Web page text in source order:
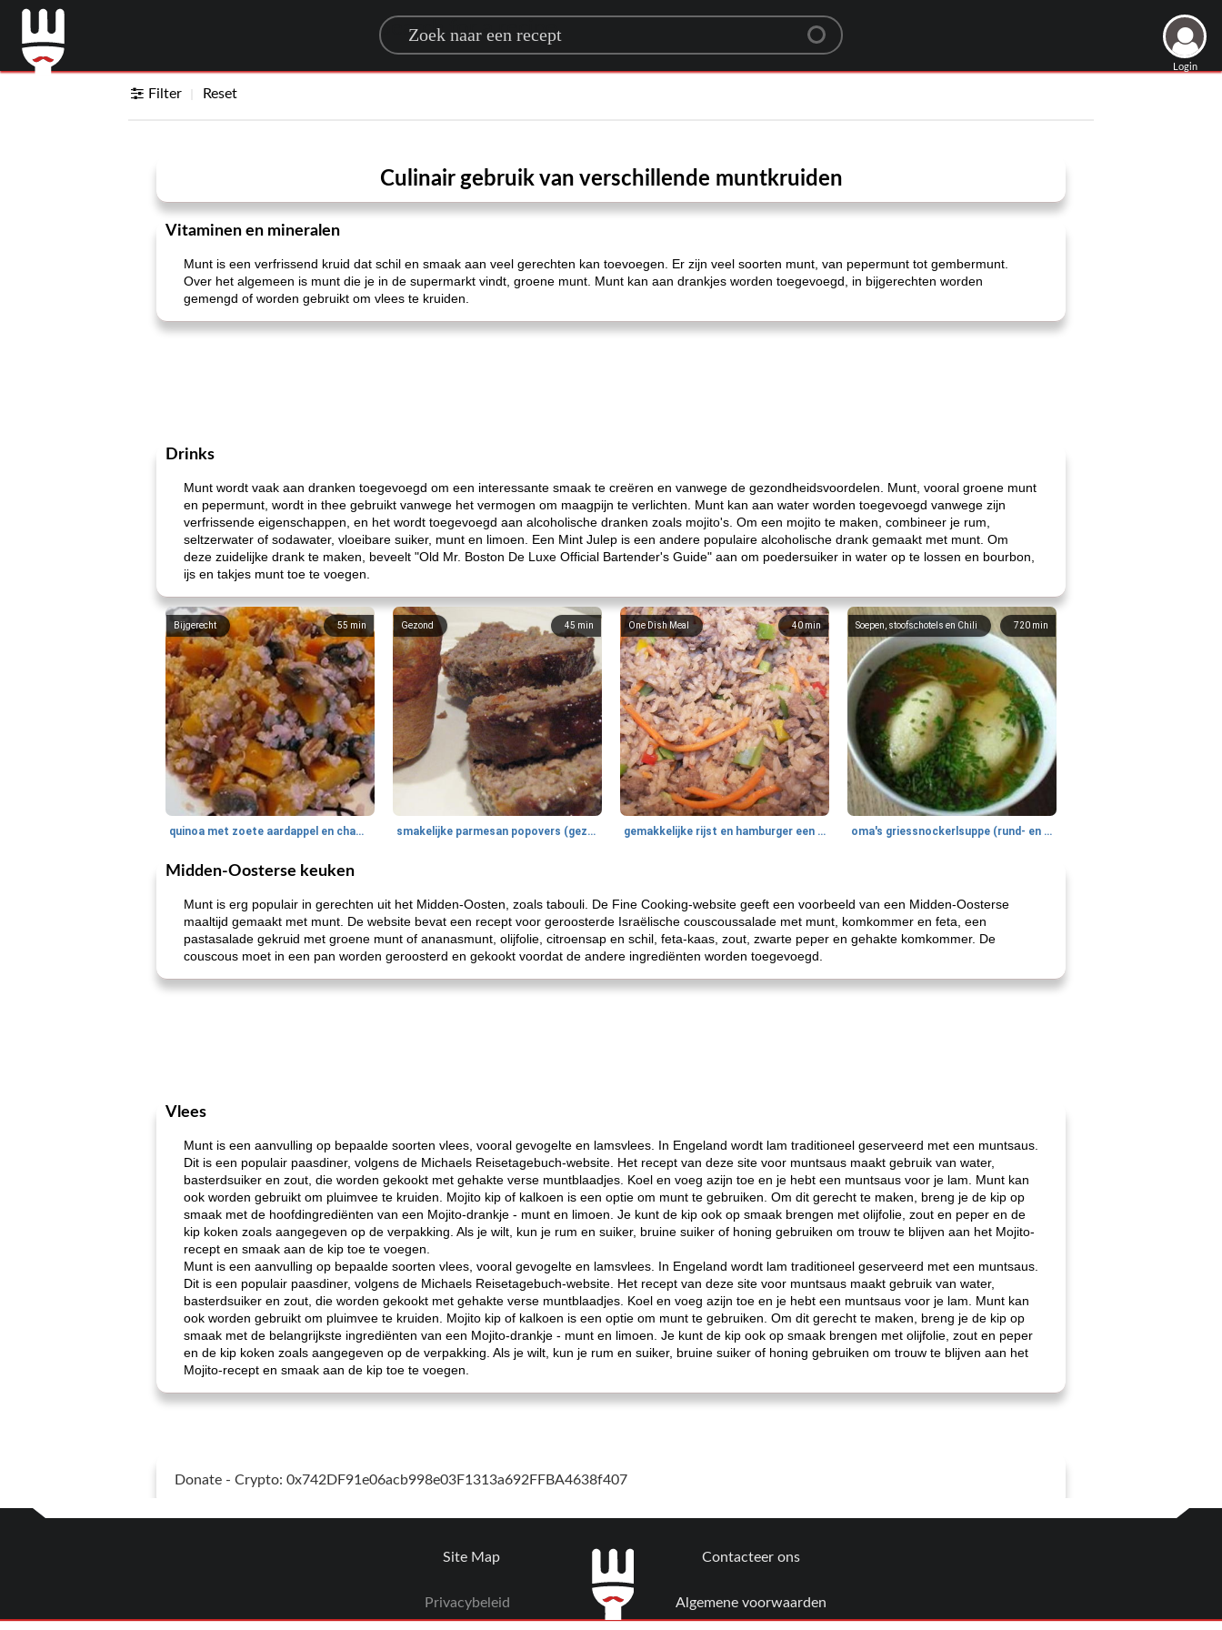
Search for a recipe
Login
Filter Reset
Culinair gebruik van verschillende muntkruiden
Vitaminen en mineralen
Munt is een verfrissend kruid dat schil en smaak aan veel gerechten kan toevoegen. Er zijn veel soorten munt, van pepermunt tot gembermunt.
Over het algemeen is munt die je in de supermarkt vindt, groene munt. Munt kan aan drankjes worden toegevoegd, in bijgerechten worden
gemengd of worden gebruikt om vlees te kruiden.
Drinks
Munt wordt vaak aan dranken toegevoegd om een ​​interessante smaak te creëren en vanwege de gezondheidsvoordelen. Munt, vooral groene munt
en pepermunt, wordt in thee gebruikt vanwege het vermogen om maagpijn te verlichten. Munt kan aan water worden toegevoegd vanwege zijn
verfrissende eigenschappen, en het wordt toegevoegd aan alcoholische dranken zoals mojito's. Om een ​​mojito te maken, combineer je rum,
seltzerwater of sodawater, vloeibare suiker, munt en limoen. Een Mint Julep is een andere populaire alcoholische drank gemaakt met munt. Om
deze zuidelijke drank te maken, beveelt "Old Mr. Boston De Luxe Official Bartender's Guide" aan om poedersuiker in water op te lossen en bourbon,
ijs en takjes munt toe te voegen.
55 min
Bijgerecht
quinoa met zoete aardappel en champignons
45 min
Gezond
smakelijke parmesan popovers (gezonder!)
40min
One Dish Meal
gemakkelijke rijst en hamburger een gerecht diner
720 min
Soepen, stoofschotels en Chili
oma's griessnockerlsuppe (rund- en griesmeelknoedelsoep)
Midden-Oosterse keuken
Munt is erg populair in gerechten uit het Midden-Oosten, zoals tabouli. De Fine Cooking-website geeft een voorbeeld van een Midden-Oosterse
maaltijd gemaakt met munt. De website bevat een recept voor geroosterde Israëlische couscoussalade met munt, komkommer en feta, een
pastasalade gekruid met groene munt of ananasmunt, olijfolie, citroensap en schil, feta-kaas, zout, zwarte peper en gehakte komkommer. De
couscous moet in een pan worden geroosterd en gekookt voordat de andere ingrediënten worden toegevoegd.
Vlees
Munt is een aanvulling op bepaalde soorten vlees, vooral gevogelte en lamsvlees. In Engeland wordt lam traditioneel geserveerd met een muntsaus.
Dit is een populair paasdiner, volgens de Michaels Reisetagebuch-website. Het recept van deze site voor muntsaus maakt gebruik van water,
basterdsuiker en zout, die worden gekookt met gehakte verse muntblaadjes. Koel en voeg azijn toe en je hebt een muntsaus voor je lam. Munt kan
ook worden gebruikt om pluimvee te kruiden. Mojito kip of kalkoen is een optie om munt te gebruiken. Om dit gerecht te maken, breng je de kip op
smaak met de hoofdingrediënten van een Mojito-drankje - munt en limoen. Je kunt de kip ook op smaak brengen met olijfolie, zout en peper en de
kip koken zoals aangegeven op de verpakking. Als je wilt, kun je rum en suiker, bruine suiker of honing gebruiken om trouw te blijven aan het Mojito-
recept en smaak aan de kip toe te voegen.
Munt is een aanvulling op bepaalde soorten vlees, vooral gevogelte en lamsvlees. In Engeland wordt lam traditioneel geserveerd met een muntsaus.
Dit is een populair paasdiner, volgens de Michaels Reisetagebuch-website. Het recept van deze site voor muntsaus maakt gebruik van water,
basterdsuiker en zout, die worden gekookt met gehakte verse muntblaadjes. Koel en voeg azijn toe en je hebt een muntsaus voor je lam. Munt kan
ook worden gebruikt om pluimvee te kruiden. Mojito kip of kalkoen is een optie om munt te gebruiken. Om dit gerecht te maken, breng je de kip op
smaak met de belangrijkste ingrediënten van een Mojito-drankje - munt en limoen. Je kunt de kip ook op smaak brengen met olijfolie, zout en peper
en de kip koken zoals aangegeven op de verpakking. Als je wilt, kun je rum en suiker, bruine suiker of honing gebruiken om trouw te blijven aan het
Mojito-recept en smaak aan de kip toe te voegen.
Donate - Crypto: 0x742DF91e06acb998e03F1313a692FFBA4638f407
Site Map
Privacybeleid
Contacteer ons
Algemene voorwaarden